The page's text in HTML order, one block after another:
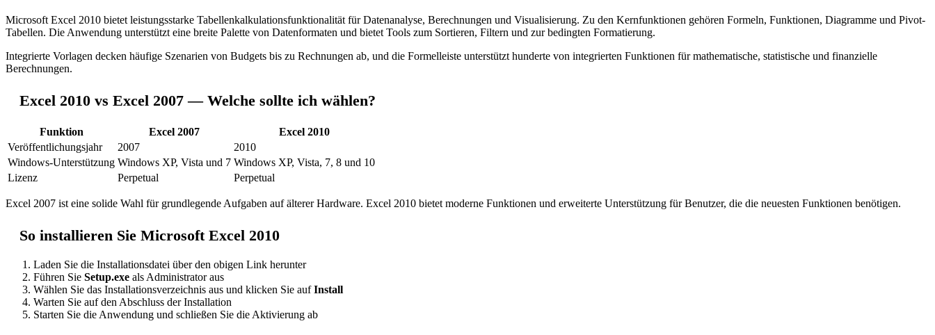
Microsoft Excel 2010 bietet leistungsstarke Tabellenkalkulationsfunktionalität für Datenanalyse, Berechnungen und Visualisierung. Zu den Kernfunktionen gehören Formeln, Funktionen, Diagramme und Pivot-
Tabellen. Die Anwendung unterstützt eine breite Palette von Datenformaten und bietet Tools zum Sortieren, Filtern und zur bedingten Formatierung.
Integrierte Vorlagen decken häufige Szenarien von Budgets bis zu Rechnungen ab, und die Formelleiste unterstützt hunderte von integrierten Funktionen für mathematische, statistische und finanzielle
Berechnungen.
Excel 2010 vs Excel 2007 — Welche sollte ich wählen?
Funktion Excel 2007
Excel 2010
Veröffentlichungsjahr
2007
2010
Windows-Unterstützung Windows XP, Vista und 7 Windows XP, Vista, 7, 8 und 10
Lizenz
Perpetual Perpetual
Excel 2007 ist eine solide Wahl für grundlegende Aufgaben auf älterer Hardware. Excel 2010 bietet moderne Funktionen und erweiterte Unterstützung für Benutzer, die die neuesten Funktionen benötigen.
So installieren Sie Microsoft Excel 2010
Laden Sie die Installationsdatei über den obigen Link herunter
Führen Sie Setup.exe als Administrator aus
Wählen Sie das Installationsverzeichnis aus und klicken Sie aufInstall
Warten Sie auf den Abschluss der Installation
Starten Sie die Anwendung und schließen Sie die Aktivierung ab